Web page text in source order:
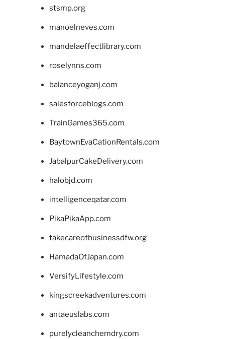
stsmp.org
manoelneves.com
mandelaeffectlibrary.com
roselynns.com
balanceyoganj.com
salesforceblogs.com
TrainGames365.com
BaytownEvaCationRentals.com
JabalpurCakeDelivery.com
halobjd.com
intelligenceqatar.com
PikaPikaApp.com
takecareofbusinessdfw.org
HamadaOfJapan.com
VersifyLifestyle.com
kingscreekadventures.com
antaeuslabs.com
purelycleanchemdry.com